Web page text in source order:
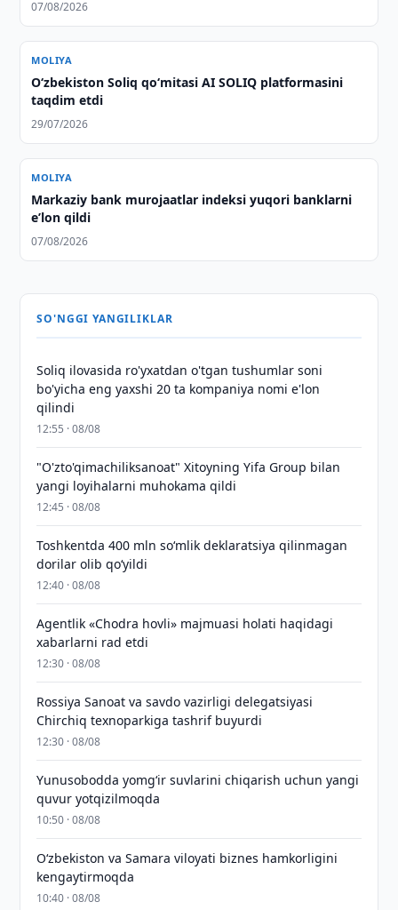
07/08/2026
MOLIYA
O‘zbekiston Soliq qo‘mitasi AI SOLIQ platformasini
taqdim etdi
29/07/2026
MOLIYA
Markaziy bank murojaatlar indeksi yuqori banklarni
eʼlon qildi
07/08/2026
SO'NGGI YANGILIKLAR
Soliq ilovasida ro'yxatdan o'tgan tushumlar soni
bo'yicha eng yaxshi 20 ta kompaniya nomi e'lon
qilindi
12:55 · 08/08
"O'zto'qimachiliksanoat" Xitoyning Yifa Group bilan
yangi loyihalarni muhokama qildi
12:45 · 08/08
Toshkentda 400 mln so‘mlik deklaratsiya qilinmagan
dorilar olib qo‘yildi
12:40 · 08/08
Agentlik «Chodra hovli» majmuasi holati haqidagi
xabarlarni rad etdi
12:30 · 08/08
Rossiya Sanoat va savdo vazirligi delegatsiyasi
Chirchiq texnoparkiga tashrif buyurdi
12:30 · 08/08
Yunusobodda yomg‘ir suvlarini chiqarish uchun yangi
quvur yotqizilmoqda
10:50 · 08/08
Oʻzbekiston va Samara viloyati biznes hamkorligini
kengaytirmoqda
10:40 · 08/08